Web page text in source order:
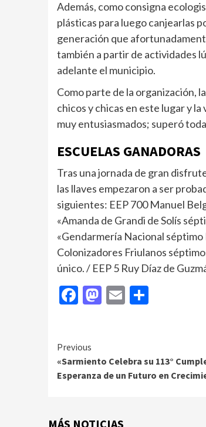
Además, como consigna
plásticas para luego canjearlas
generación que
también a partir de actividades
adelante el municipio.
Como parte de la organización,
chicos y chicas en este lugar y
muy entusiasmados; superó
ESCUELAS GANADORAS
Tras una jornada de gran
las llaves empezaron a ser
siguientes: EEP 700 Manuel
«Amanda de Grandi de Solís
«Gendarmería Nacional séptimo
Colonizadores Friulanos
único. / EEP 5 Ruy Díaz de
Facebook
Mastodon
Email
Continue
Reading
Previous
«Sarmiento Celebra su 113°
Esperanza de un Futuro en
MÁS NOTICIAS